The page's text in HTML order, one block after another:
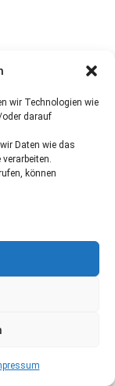
wir Technologien wie
darauf
Daten wie das
können